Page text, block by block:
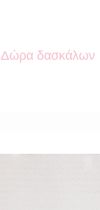
Δώρα δασκάλων